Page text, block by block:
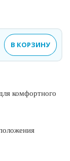
В КОРЗИНУ
комфортного